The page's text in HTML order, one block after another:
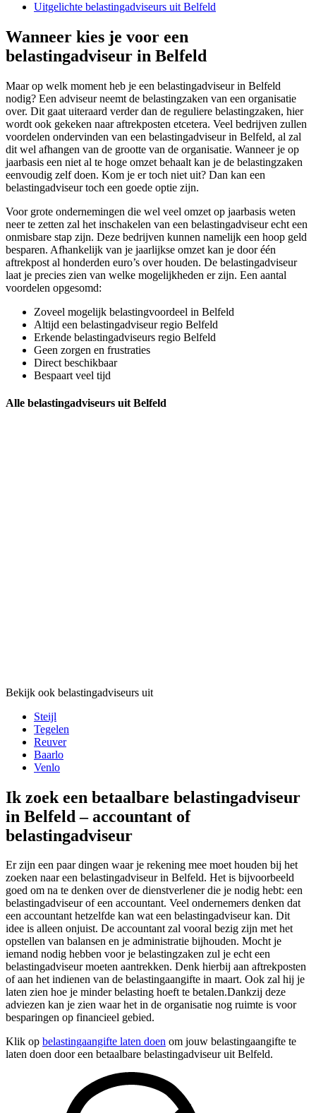
Uitgelichte belastingadviseurs uit Belfeld
Wanneer kies je voor een
belastingadviseur in Belfeld
Maar op welk moment heb je een belastingadviseur in Belfeld
nodig? Een adviseur neemt de belastingzaken van een organisatie
over. Dit gaat uiteraard verder dan de reguliere belastingzaken, hier
wordt ook gekeken naar aftrekposten etcetera. Veel bedrijven zullen
voordelen ondervinden van een belastingadviseur in Belfeld, al zal
dit wel afhangen van de grootte van de organisatie. Wanneer je op
jaarbasis een niet al te hoge omzet behaalt kan je de belastingzaken
eenvoudig zelf doen. Kom je er toch niet uit? Dan kan een
belastingadviseur toch een goede optie zijn.
Voor grote ondernemingen die wel veel omzet op jaarbasis weten
neer te zetten zal het inschakelen van een belastingadviseur echt een
onmisbare stap zijn. Deze bedrijven kunnen namelijk een hoop geld
besparen. Afhankelijk van je jaarlijkse omzet kan je door één
aftrekpost al honderden euro’s over houden. De belastingadviseur
laat je precies zien van welke mogelijkheden er zijn. Een aantal
voordelen opgesomd:
Zoveel mogelijk belastingvoordeel in Belfeld
Altijd een belastingadviseur regio Belfeld
Erkende belastingadviseurs regio Belfeld
Geen zorgen en frustraties
Direct beschikbaar
Bespaart veel tijd
Alle belastingadviseurs uit Belfeld
Bekijk ook belastingadviseurs uit
Steijl
Tegelen
Reuver
Baarlo
Venlo
Ik zoek een betaalbare belastingadviseur
in Belfeld – accountant of
belastingadviseur
Er zijn een paar dingen waar je rekening mee moet houden bij het
zoeken naar een belastingadviseur in Belfeld. Het is bijvoorbeeld
goed om na te denken over de dienstverlener die je nodig hebt: een
belastingadviseur of een accountant. Veel ondernemers denken dat
een accountant hetzelfde kan wat een belastingadviseur kan. Dit
idee is alleen onjuist. De accountant zal vooral bezig zijn met het
opstellen van balansen en je administratie bijhouden. Mocht je
iemand nodig hebben voor je belastingzaken zul je echt een
belastingadviseur moeten aantrekken. Denk hierbij aan aftrekposten
of aan het indienen van de belastingaangifte in maart. Ook zal hij je
laten zien hoe je minder belasting hoeft te betalen.Dankzij deze
adviezen kan je zien waar het in de organisatie nog ruimte is voor
besparingen op financieel gebied.
Klik op belastingaangifte laten doen om jouw belastingaangifte te
laten doen door een betaalbare belastingadviseur uit Belfeld.